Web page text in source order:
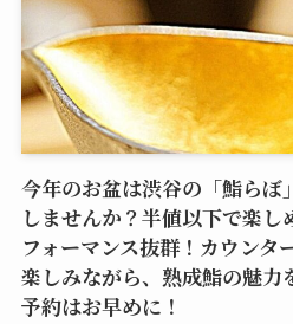
今年のお盆は渋谷の「鮨らぼ
しませんか？半値以下で楽
フォーマンス抜群！カウンタ
楽しみながら、熟成鮨の魅力
予約はお早めに！